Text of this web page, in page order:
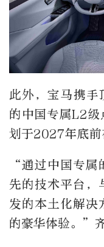
此外，宝马携
的中国专属L2级
划于2027年底前
“通过中国专属
先的技术平台，
发的本土化解决
的豪华体验。”